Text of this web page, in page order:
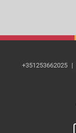
+351253662025 |